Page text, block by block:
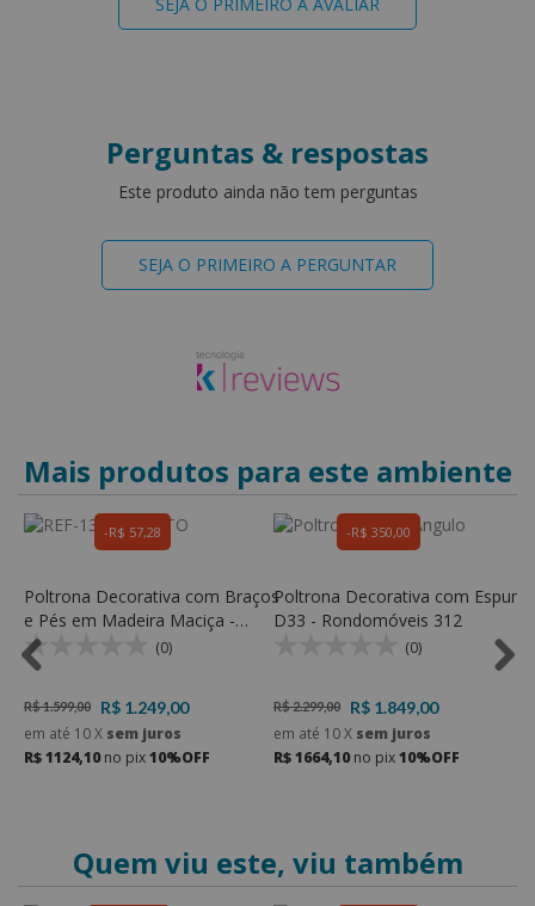
Perguntas & respostas
Este produto ainda não tem perguntas
SEJA O PRIMEIRO A PERGUNTAR
Mais produtos para este ambiente
R$ 57,28 R$ 350,00
Poltrona Decorativa com Braços
e Pés em Madeira Maciça -
Rondomóveis 138(0)
R$ 1.599,00
R$ 1.249,00
em até 10X sem juros
R$ 1124,10no pix10%OFF
Poltrona Decorativa com Espuma
D33 - Rondomóveis 312
(0)
R$ 2.299,00
R$ 1.849,00
em até 10X sem juros
R$ 1664,10no pix10%OFF
Quem viu este, viu também